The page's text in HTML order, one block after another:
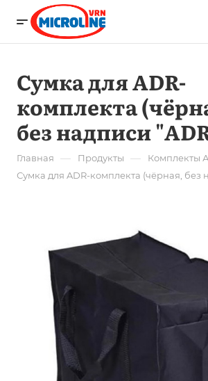
Сумка для ADR-
комплекта
без надписи
Главная — Продукты — Комплекты
Сумка для ADR-комплекта (чёрная, без